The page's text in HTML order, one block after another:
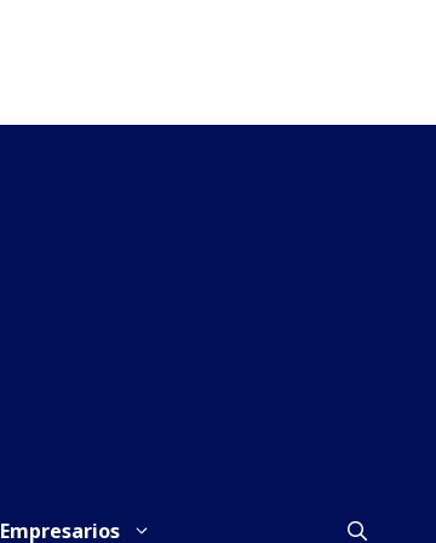
Empresarios